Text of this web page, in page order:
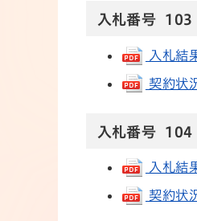
入札番号 103
入札結
契約状
入札番号 104
入札結
契約状